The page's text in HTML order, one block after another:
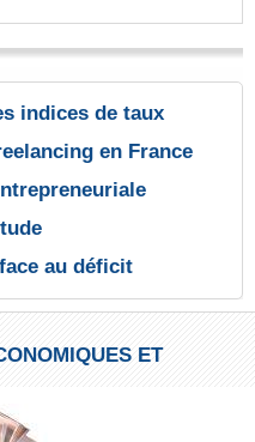
indices de taux
en France
au déficit
ET